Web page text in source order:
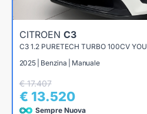
CITROEN C3
C3 1.2 PURETECH TURBO 100CV YOU
2025 | Benzina | Manuale
€ 17.407
€ 13.520
Sempre Nuova